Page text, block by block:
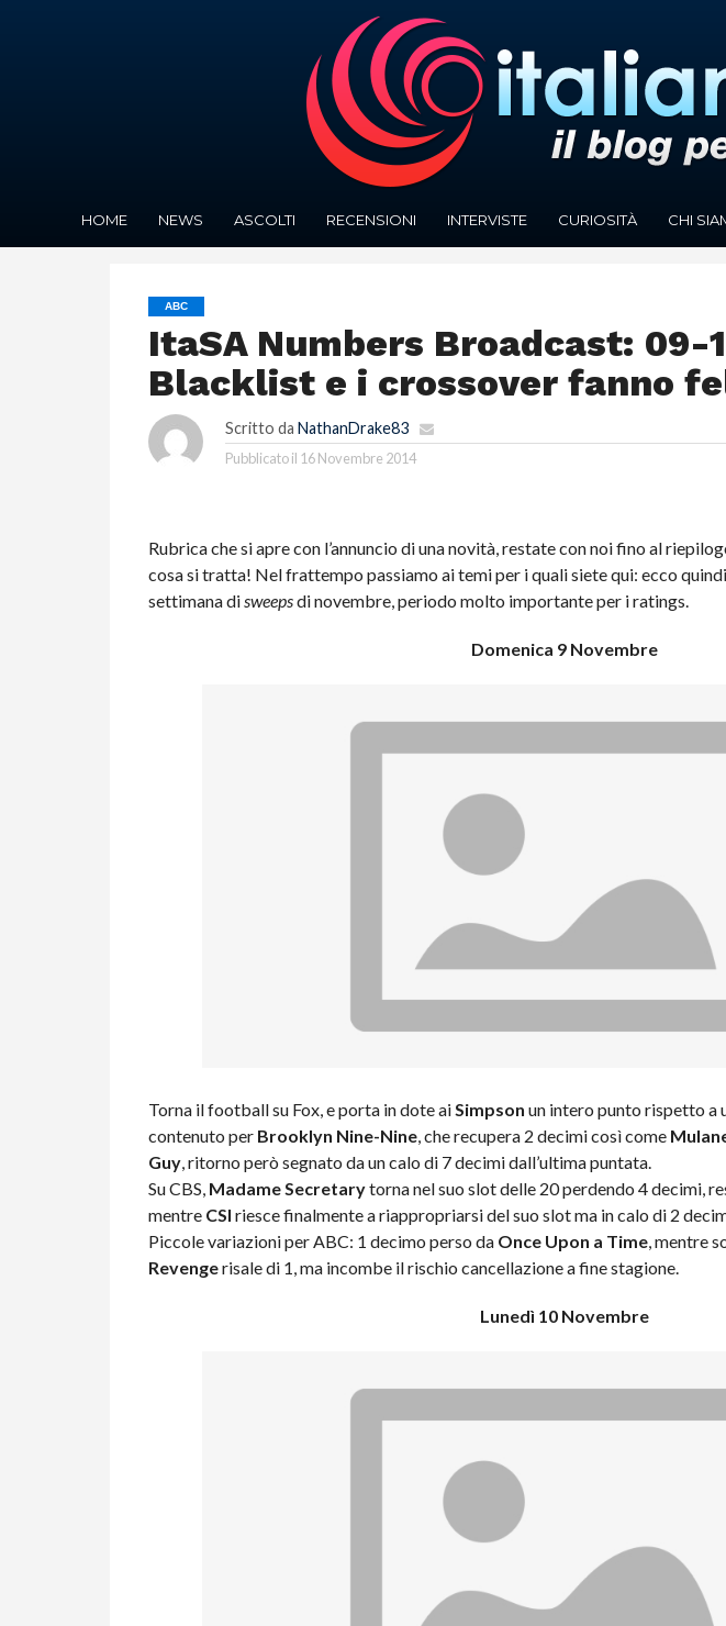
HOME NEWS ASCOLTI RECENSIONI INTERVISTE CURIOSITÀ CHI
ABC
ItaSA Numbers Broadcast: 09-
Blacklist e i crossover fanno
Scritto da NathanDrake83
Pubblicato il 16 Novembre 2014
Rubrica che si apre con l’annuncio di una novità, restate con noi fino al
cosa si tratta! Nel frattempo passiamo ai temi per i quali siete qui: ecco
settimana disweepsdi novembre, periodo molto importante per i ratings.
Domenica 9 Novembre
Torna il football su Fox, e porta in dote aiSimpson un intero punto rispetto a
contenuto per Brooklyn Nine-Nine, che recupera 2 decimi così come
Guy, ritorno però segnato da un calo di 7 decimi dall’ultima puntata.
Su CBS, Madame Secretarytorna nel suo slot delle 20 perdendo 4 decimi,
mentre CSI riesce finalmente a riappropriarsi del suo slot ma in calo di 2
Piccole variazioni per ABC: 1 decimo perso da Once Upon a Time, mentre
Revengerisale di 1, ma incombe il rischio cancellazione a fine stagione.
Lunedì 10 Novembre